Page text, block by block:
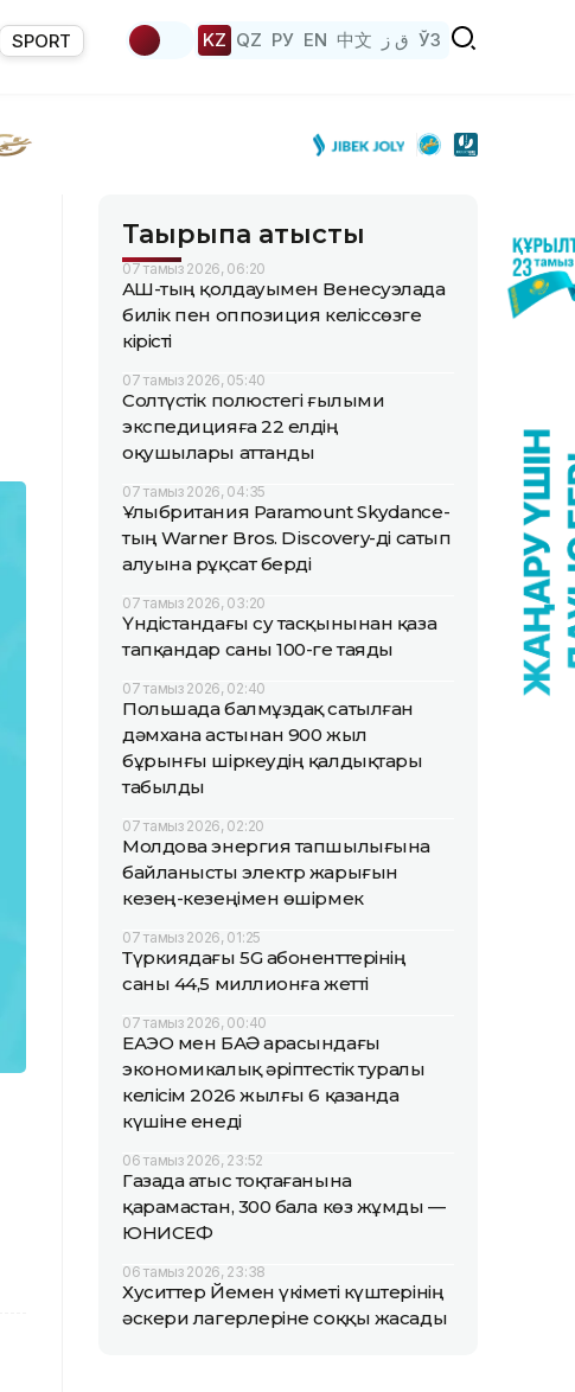
SPORT KZ QZ РУ EN 中文 ق ز ЎЗ
Тақырыпқа қатысты
07 тамыз 2026, 06:20
АҚШ-тың қолдауымен Венесуэлада
билік пен оппозиция келіссөзге
кірісті
07 тамыз 2026, 05:40
Солтүстік полюстегі ғылыми
экспедицияға 22 елдің
оқушылары аттанды
07 тамыз 2026, 04:35
Ұлыбритания Paramount Skydance-
тың Warner Bros. Discovery-ді сатып
алуына рұқсат берді
07 тамыз 2026, 03:20
Үндістандағы су тасқынынан қаза
тапқандар саны 100-ге таяды
07 тамыз 2026, 02:40
Польшада балмұздақ сатылған
дәмхана астынан 900 жыл
бұрынғы шіркеудің қалдықтары
табылды
07 тамыз 2026, 02:20
Молдова энергия тапшылығына
байланысты электр жарығын
кезең-кезеңімен өшірмек
07 тамыз 2026, 01:25
Түркиядағы 5G абоненттерінің
саны 44,5 миллионға жетті
07 тамыз 2026, 00:40
ЕАЭО мен БАӘ арасындағы
экономикалық әріптестік туралы
келісім 2026 жылғы 6 қазанда
күшіне енеді
06 тамыз 2026, 23:52
Газада атыс тоқтағанына
қарамастан, 300 бала көз жұмды —
ЮНИСЕФ
06 тамыз 2026, 23:38
Хуситтер Йемен үкіметі күштерінің
әскери лагерлеріне соққы жасады